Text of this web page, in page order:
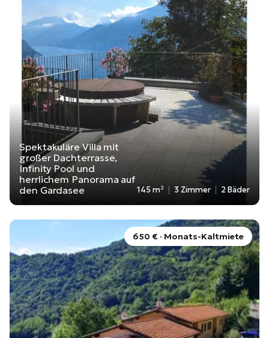
Spektakuläre Villa mit
großer Dachterrasse,
Infinity Pool und
herrlichem Panorama auf
den Gardasee
145 m² 3 Zimmer 2 Bäder
650 € · Monats-Kaltmiete